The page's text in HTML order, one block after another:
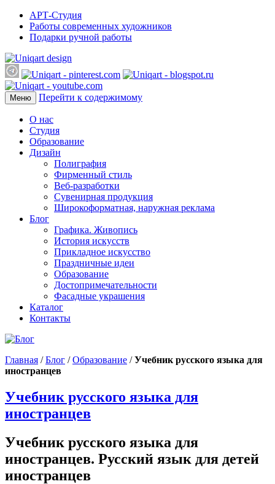
АРТ-Студия
Работы современных художников
Подарки ручной работы
Меню Перейти к содержимому
О нас
Студия
Образование
Дизайн
Полиграфия
Фирменный стиль
Веб-разработки
Сувенирная продукция
Широкоформатная, наружная реклама
Блог
Графика. Живопись
История искусств
Прикладное искусство
Праздничные идеи
Образование
Достопримечательности
Фасадные украшения
Каталог
Контакты
Главная /Блог /Образование /Учебник русского языка для
иностранцев
Учебник русского языка для
иностранцев
Учебник русского языка для
иностранцев. Русский язык для детей
иностранцев